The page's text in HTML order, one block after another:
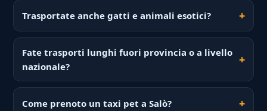
Trasportate anche gatti e animali esotici?
Fate trasporti lunghi fuori provincia o a livello
nazionale?
Come prenoto un taxi pet a Salò?